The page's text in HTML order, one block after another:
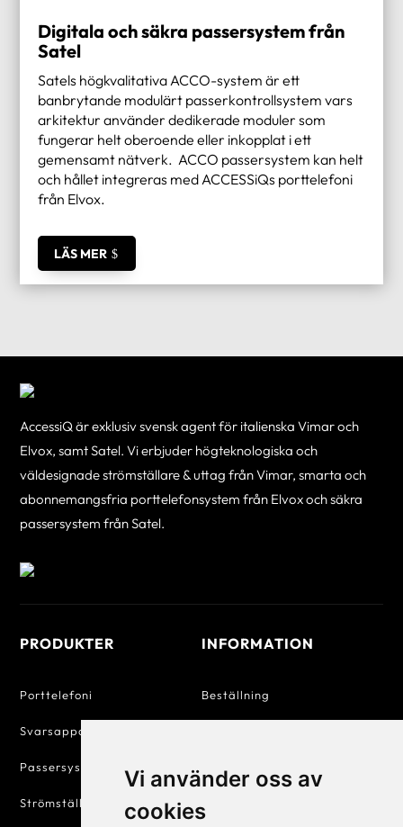
Vi använder oss av
cookies
Digitala och säkra passersystem från
Satel
Satels högkvalitativa ACCO-system är ett
banbrytande modulärt passerkontrollsystem vars
arkitektur använder dedikerade moduler som
fungerar helt oberoende eller inkopplat i ett
gemensamt nätverk. ACCO passersystem kan helt
och hållet integreras med ACCESSiQs porttelefoni
från Elvox.
LÄS MER
AccessiQ är exklusiv svensk agent för italienska Vimar och
Elvox, samt Satel. Vi erbjuder högteknologiska och
väldesignade strömställare & uttag från Vimar, smarta och
abonnemangsfria porttelefonsystem från Elvox och säkra
passersystem från Satel.
PRODUKTER
Porttelefoni
Svarsapparater
Passersystem
Strömställare & Uttag
INFORMATION
Beställning